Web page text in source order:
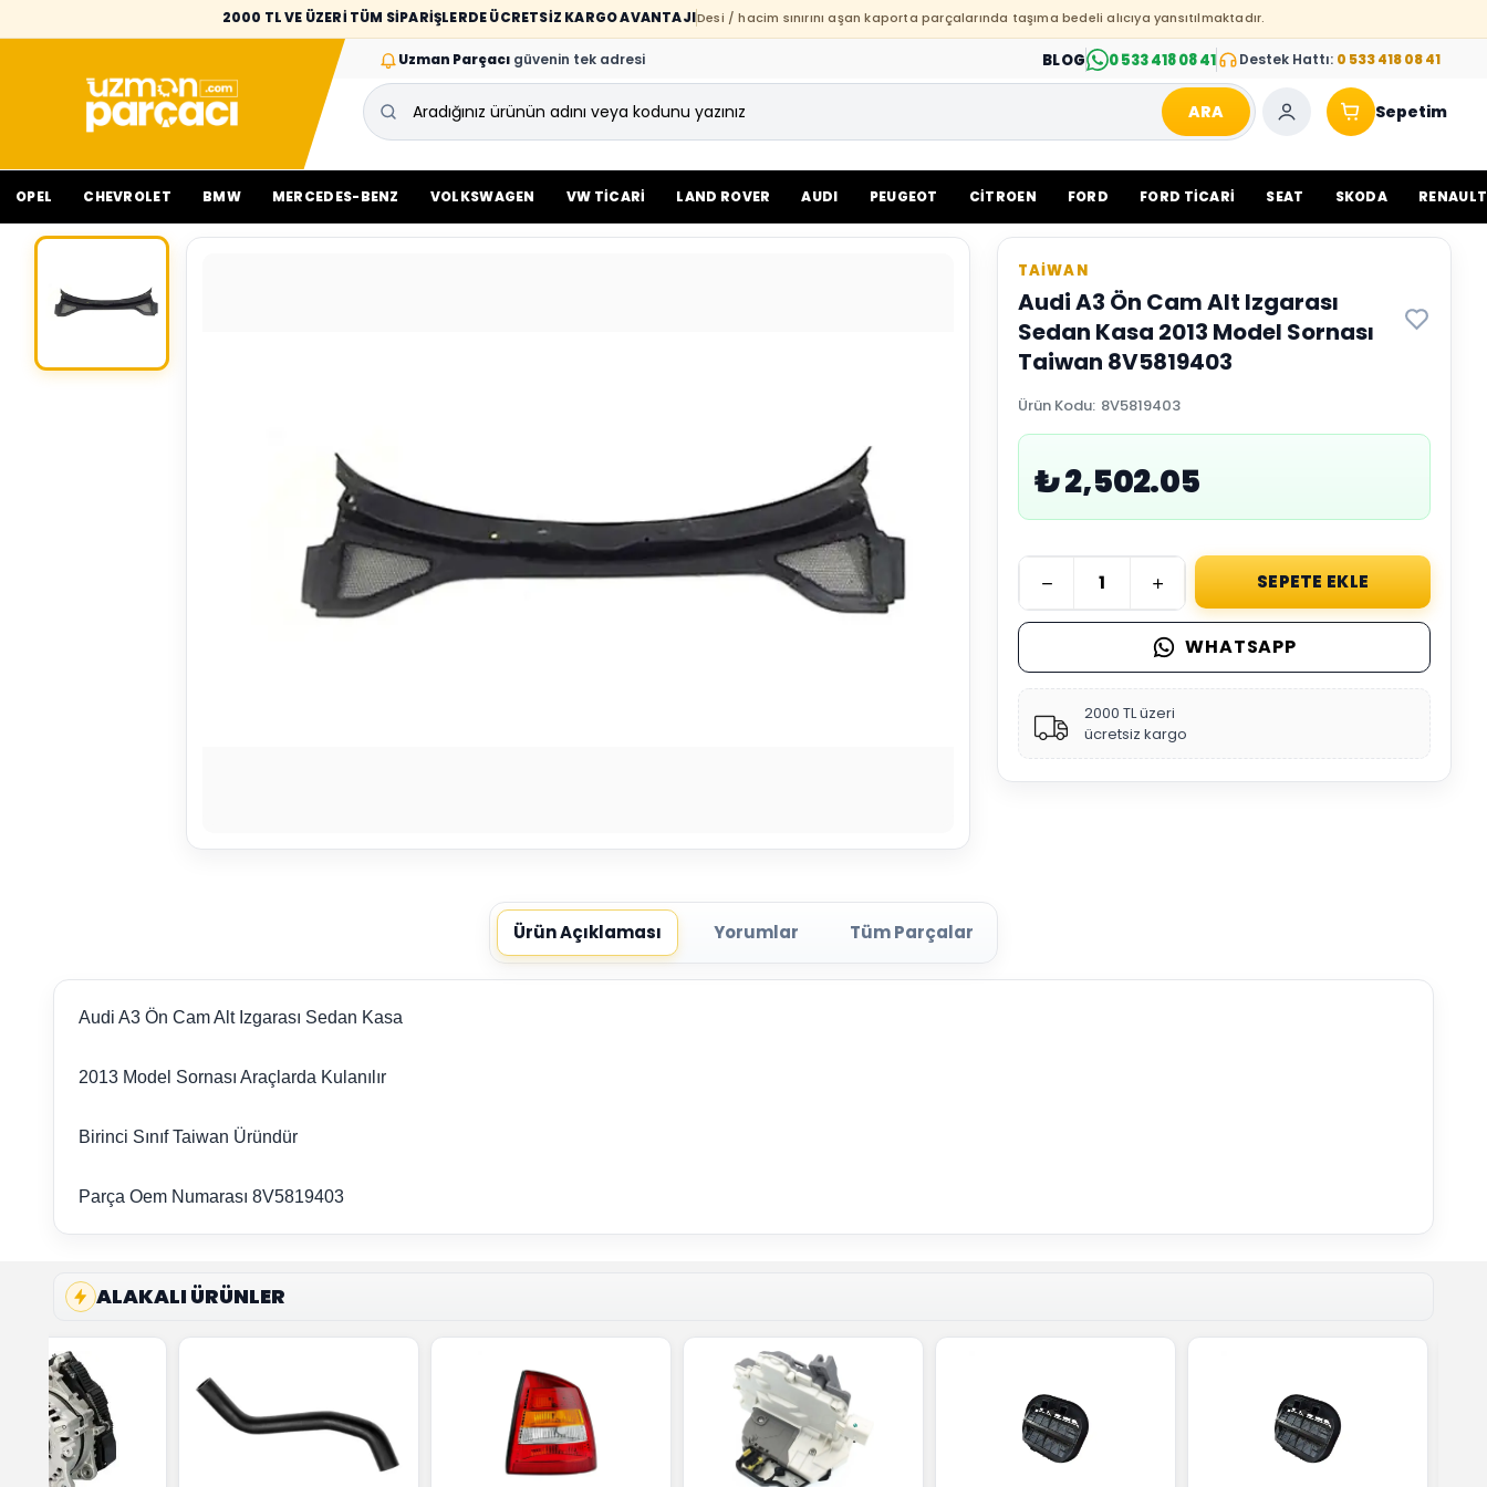
2000 TL VE ÜZERİ TÜM SİPARİŞLERDE ÜCRETSİZ KARGO AVANTAJIDesi / hacim sınırını aşan kaporta parçalarında taşıma bedeli alıcıya yansıtılmaktadır.
Uzman Parçacı güvenin tek adresi BLOG 0 533 418 08 41 Destek Hattı: 0 533 418 08 41
ARA Sepetim
OPEL CHEVROLET BMW MERCEDES-BENZ VOLKSWAGEN VW TİCARİ LAND ROVER AUDI PEUGEOT CİTROEN FORD FORD TİCARİ SEAT SKODA RENAULT
TAİWAN
Audi A3 Ön Cam Alt Izgarası
Sedan Kasa 2013 Model Sornası
Taiwan 8V5819403
Ürün Kodu: 8V5819403
₺ 2,502.05
SEPETE EKLE
WHATSAPP
2000 TL üzeri
ücretsiz kargo
Ürün Açıklaması Yorumlar Tüm Parçalar
Audi A3 Ön Cam Alt Izgarası Sedan Kasa
2013 Model Sornası Araçlarda Kulanılır
Birinci Sınıf Taiwan Üründür
Parça Oem Numarası 8V5819403
ALAKALI ÜRÜNLER